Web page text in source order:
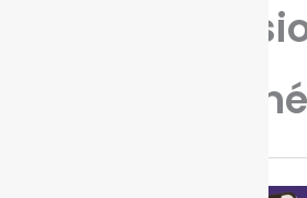
de